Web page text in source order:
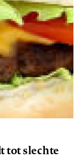
tot slechte